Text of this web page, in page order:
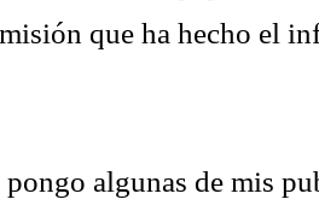
que ha hecho el
algunas de mis